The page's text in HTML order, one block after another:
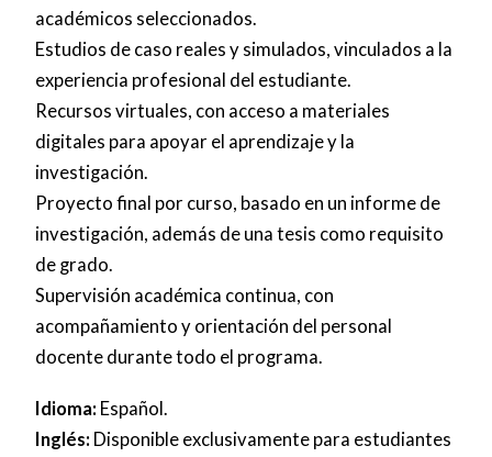
académicos seleccionados.
Estudios de caso reales y simulados, vinculados a la
experiencia profesional del estudiante.
Recursos virtuales, con acceso a materiales
digitales para apoyar el aprendizaje y la
investigación.
Proyecto final por curso, basado en un informe de
investigación, además de una tesis como requisito
de grado.
Supervisión académica continua, con
acompañamiento y orientación del personal
docente durante todo el programa.
Idioma: Español.
Inglés: Disponible exclusivamente para estudiantes